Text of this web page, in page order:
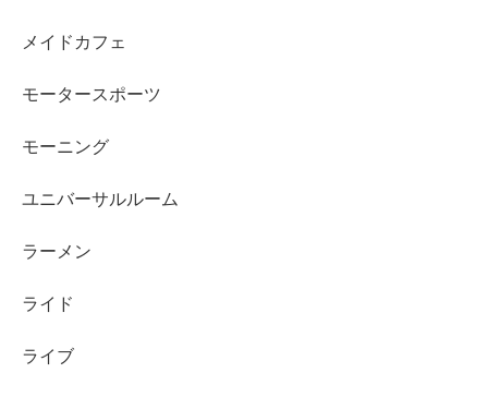
メイドカフェ
モータースポーツ
モーニング
ユニバーサルルーム
ラーメン
ライド
ライブ